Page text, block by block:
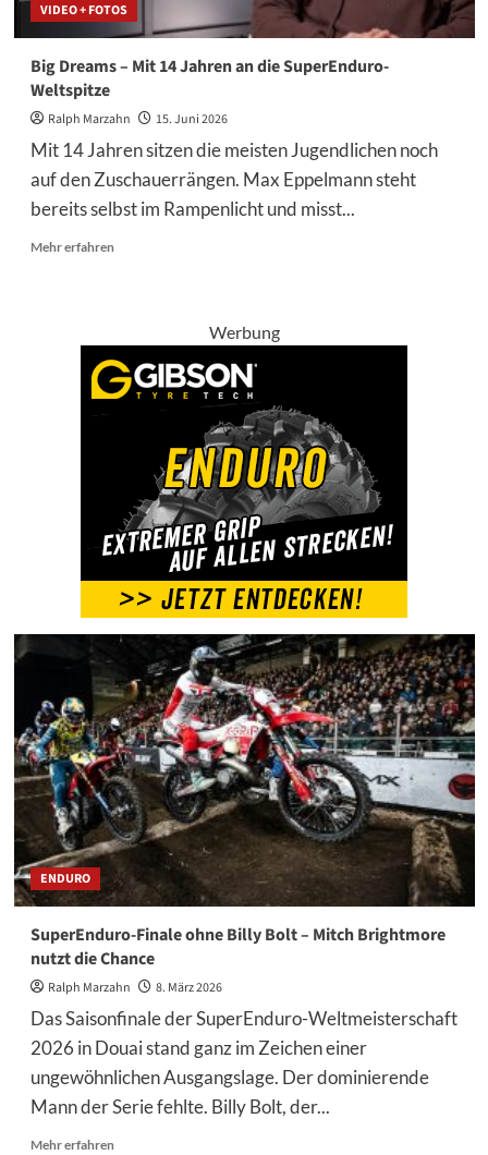
VIDEO + FOTOS
Big Dreams – Mit 14 Jahren an die SuperEnduro-
Weltspitze
Ralph Marzahn 15. Juni 2026
Mit 14 Jahren sitzen die meisten Jugendlichen noch
auf den Zuschauerrängen. Max Eppelmann steht
bereits selbst im Rampenlicht und misst...
Mehr erfahrenMehr
–
Mit
14
SuperEnduro-
Weltspitze
Werbung
ENDURO
SuperEnduro-Finale ohne Billy Bolt – Mitch Brightmore
nutzt die Chance
Ralph Marzahn 8. März 2026
Das Saisonfinale der SuperEnduro-Weltmeisterschaft
2026 in Douai stand ganz im Zeichen einer
ungewöhnlichen Ausgangslage. Der dominierende
Mann der Serie fehlte. Billy Bolt, der...
Mehr erfahrenMehr